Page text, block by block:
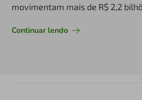
movimentam mais de R$ 2,2
Continuar lendo